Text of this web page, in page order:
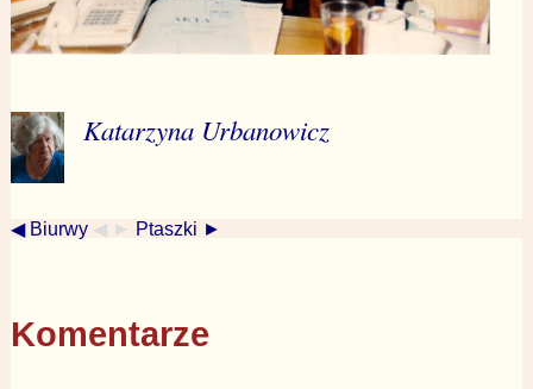
Katarzyna Urbanowicz
◀ Biurwy ◀ ► Ptaszki ►
Komentarze